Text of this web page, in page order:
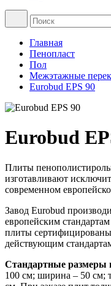
Главная
Пенопласт
Пол
Межэтажные
Eurobud EPS 90
Eurobud
Плиты
изготавливают
современном
Завод Eurobud
европейским стандартам
плиты
действующим
Стандартные размеры
100 см; ширина – 50 см;